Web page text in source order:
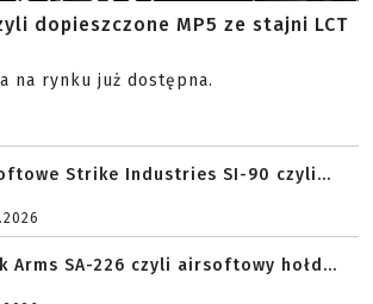
dopieszczone MP5 ze stajni LCT
na rynku już dostępna.
Strike Industries SI-90 czyli...
Arms SA-226 czyli airsoftowy hołd...